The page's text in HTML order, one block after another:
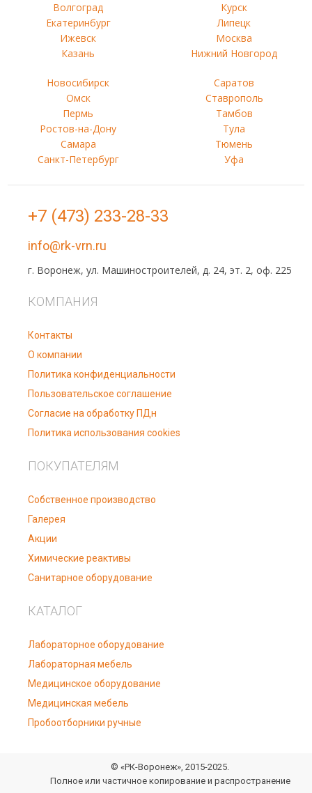
Волгоград
Екатеринбург
Ижевск
Казань
Курск
Липецк
Москва
Нижний Новгород
Новосибирск
Омск
Пермь
Ростов-на-Дону
Самара
Санкт-Петербург
Саратов
Ставрополь
Тамбов
Тула
Тюмень
Уфа
+7 (473) 233-28-33
info@rk-vrn.ru
г. Воронеж, ул. Машиностроителей, д. 24, эт. 2, оф. 225
КОМПАНИЯ
Контакты
О компании
Политика конфиденциальности
Пользовательское соглашение
Согласие на обработку ПДн
Политика использования cookies
ПОКУПАТЕЛЯМ
Собственное производство
Галерея
Акции
Химические реактивы
Санитарное оборудование
КАТАЛОГ
Лабораторное оборудование
Лабораторная мебель
Медицинское оборудование
Медицинская мебель
Пробоотборники ручные
© «РК-Воронеж», 2015-2025.
Полное или частичное копирование и распространение